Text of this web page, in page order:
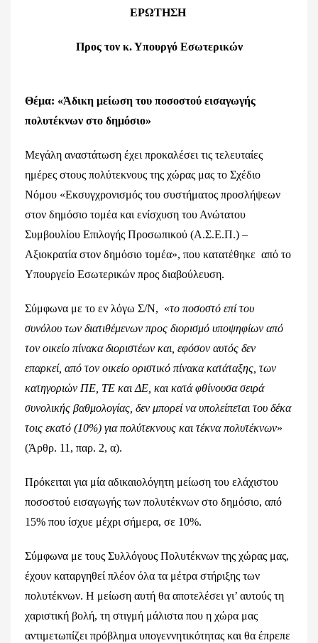
ΕΡΩΤΗΣΗ
Προς τον κ. Υπουργό Εσωτερικών
Θέμα: «Άδικη μείωση του ποσοστού εισαγωγής
πολυτέκνων στο δημόσιο»
Μεγάλη αναστάτωση έχει προκαλέσει τις τελευταίες
ημέρες στους πολύτεκνους της χώρας μας το Σχέδιο
Νόμου «Εκσυγχρονισμός του συστήματος προσλήψεων
στον δημόσιο τομέα και ενίσχυση του Ανώτατου
Συμβουλίου Επιλογής Προσωπικού (Α.Σ.Ε.Π.) –
Αξιοκρατία στον δημόσιο τομέα», που κατατέθηκε από το
Υπουργείο Εσωτερικών προς διαβούλευση.
Σύμφωνα με το εν λόγω Σ/Ν, «το ποσοστό επί του
συνόλου των διατιθέμενων προς διορισμό υποψηφίων από
τον οικείο πίνακα διοριστέων και, εφόσον αυτός δεν
επαρκεί, από τον οικείο οριστικό πίνακα κατάταξης, των
κατηγοριών ΠΕ, ΤΕ και ΔΕ, και κατά φθίνουσα σειρά
συνολικής βαθμολογίας, δεν μπορεί να υπολείπεται του δέκα
τοις εκατό (10%) για πολύτεκνους και τέκνα πολυτέκνων»
(Άρθρ. 11, παρ. 2, α).
Πρόκειται για μία αδικαιολόγητη μείωση του ελάχιστου
ποσοστού εισαγωγής των πολυτέκνων στο δημόσιο, από
15% που ίσχυε μέχρι σήμερα, σε 10%.
Σύμφωνα με τους Συλλόγους Πολυτέκνων της χώρας μας,
έχουν καταργηθεί πλέον όλα τα μέτρα στήριξης των
πολυτέκνων. Η μείωση αυτή θα αποτελέσει γι’ αυτούς τη
χαριστική βολή, τη στιγμή μάλιστα που η χώρα μας
αντιμετωπίζει πρόβλημα υπογεννητικότητας και θα έπρεπε